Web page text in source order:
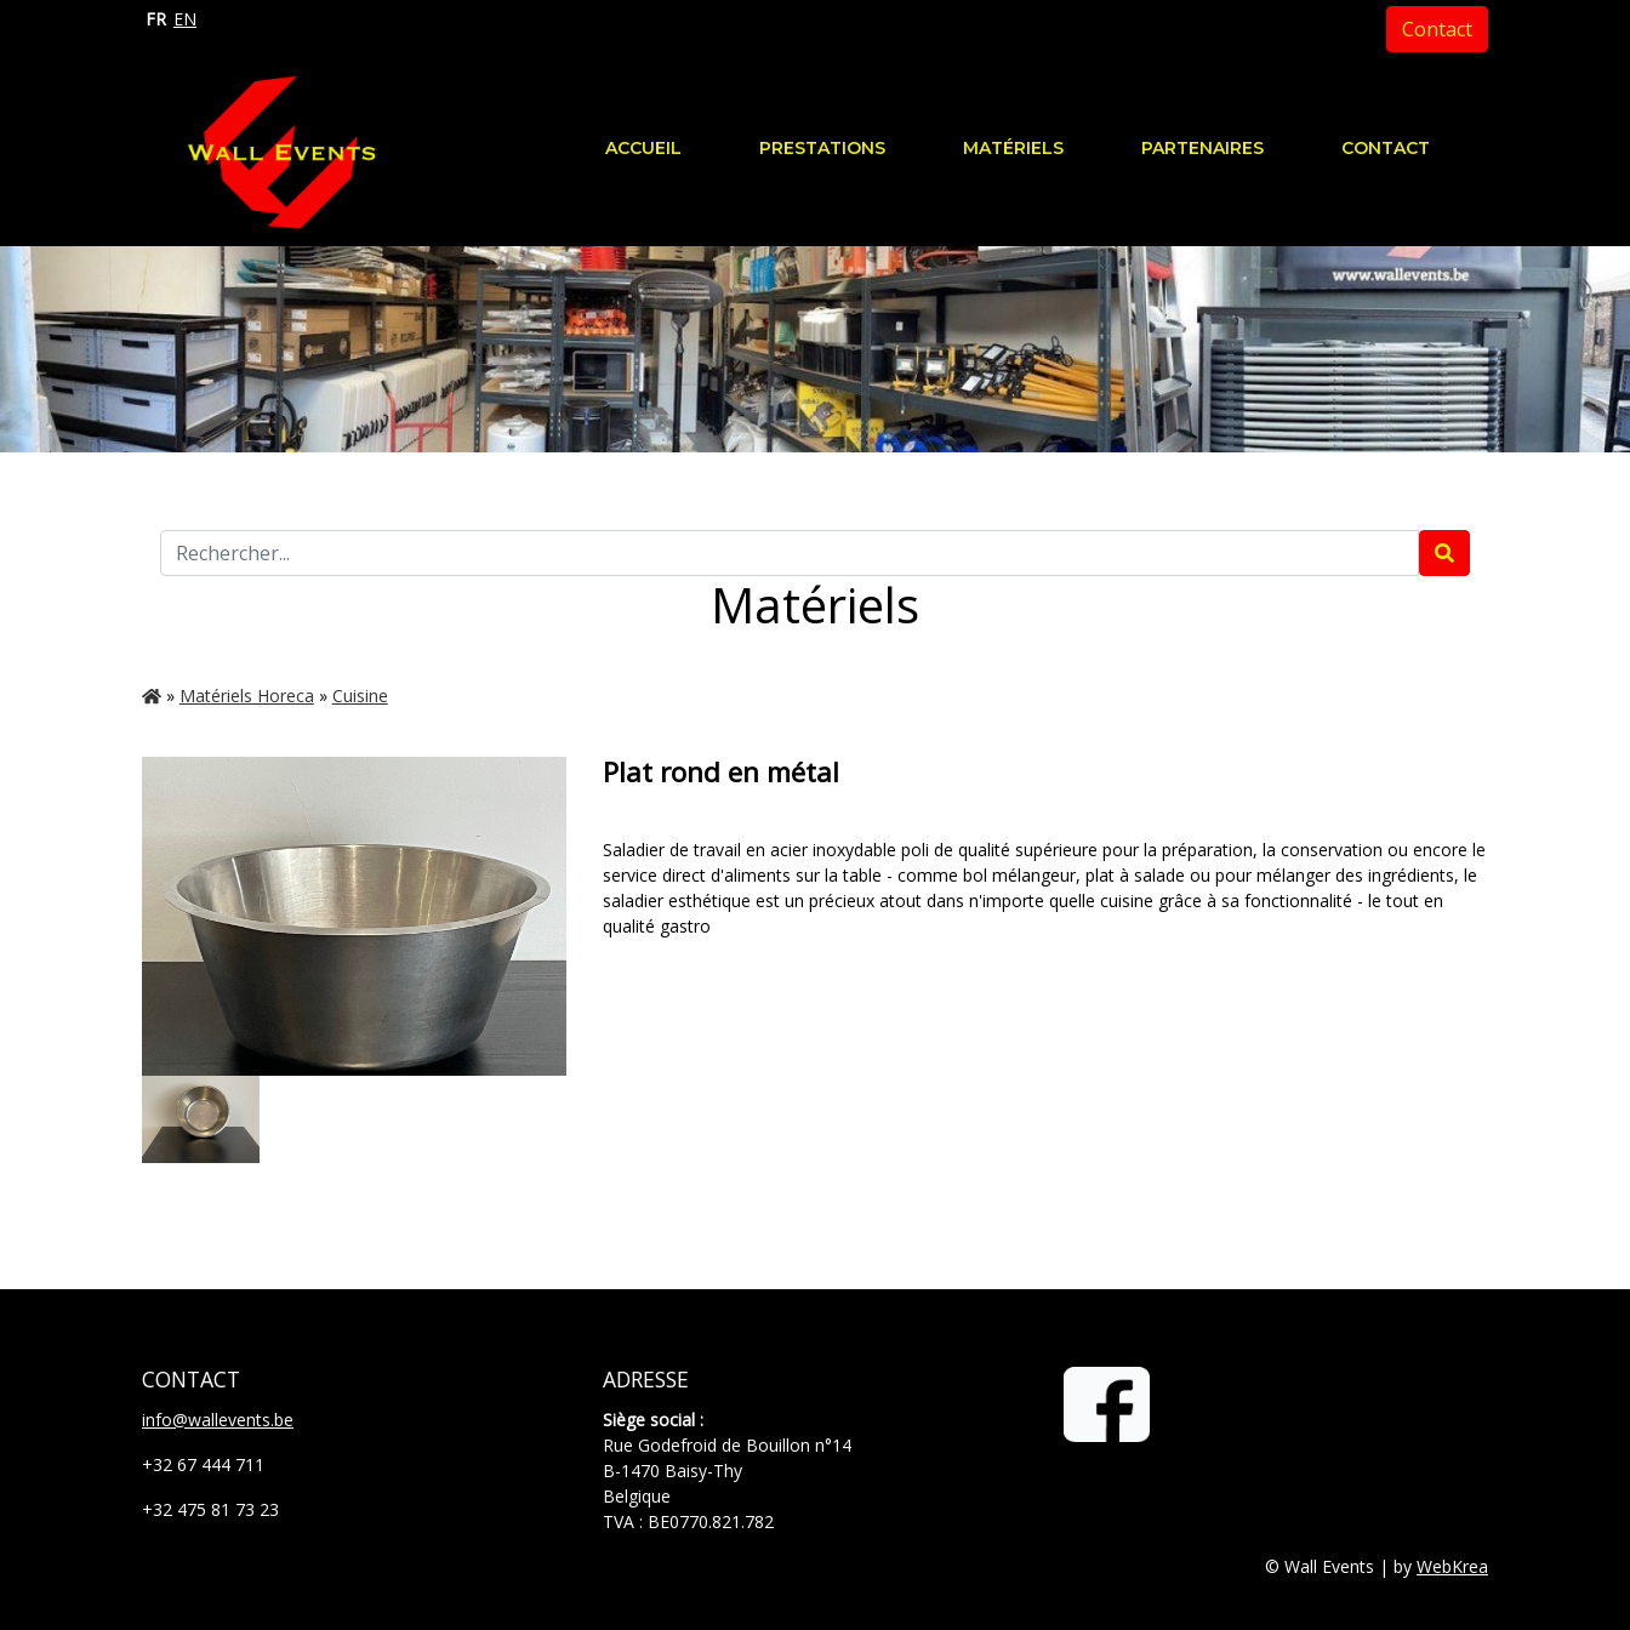
FR EN Contact
ACCUEIL PRESTATIONS MATÉRIELS PARTENAIRES CONTACT
Search
Matériels
» Matériels Horeca » Cuisine
Plat rond en métal
Saladier de travail en acier inoxydable poli de qualité supérieure pour la préparation, la conservation ou encore le
service direct d'aliments sur la table - comme bol mélangeur, plat à salade ou pour mélanger des ingrédients, le
saladier esthétique est un précieux atout dans n'importe quelle cuisine grâce à sa fonctionnalité - le tout en
qualité gastro
CONTACT
info@wallevents.be
+32 67 444 711
+32 475 81 73 23
ADRESSE
Siège social :
Rue Godefroid de Bouillon n°14
B-1470 Baisy-Thy
Belgique
TVA : BE0770.821.782
© Wall Events | by WebKrea